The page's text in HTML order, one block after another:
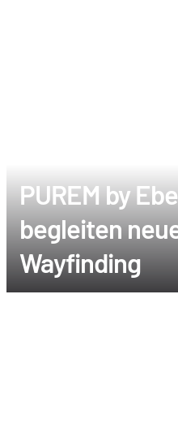
PUREM by
begleiten
Wayfinding